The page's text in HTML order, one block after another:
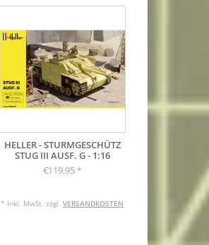
HELLER - STURMGESCHÜTZ
STUG III AUSF. G - 1:16
€119,95 *
* Inkl. MwSt. zzgl.VERSANDKOSTEN